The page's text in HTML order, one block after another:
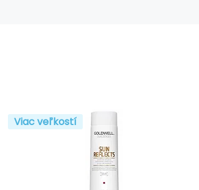
Viac veľkostí